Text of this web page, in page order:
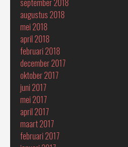
september 2018
augustus 2018
mei 2018
april 2018
februari 2018
december 2017
oktober 2017
juni 2017
mei 2017
april 2017
maart 2017
februari 2017